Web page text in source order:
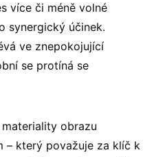
více či méně volné
synergický účinek.
ve znepokojující
se protíná se
obrazu
– který považuje za klíč k